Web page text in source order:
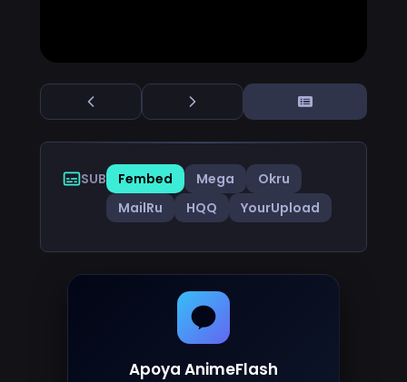
SUB Fembed Mega
Okru
MailRu
HQQ YourUpload
Apoya AnimeFlash